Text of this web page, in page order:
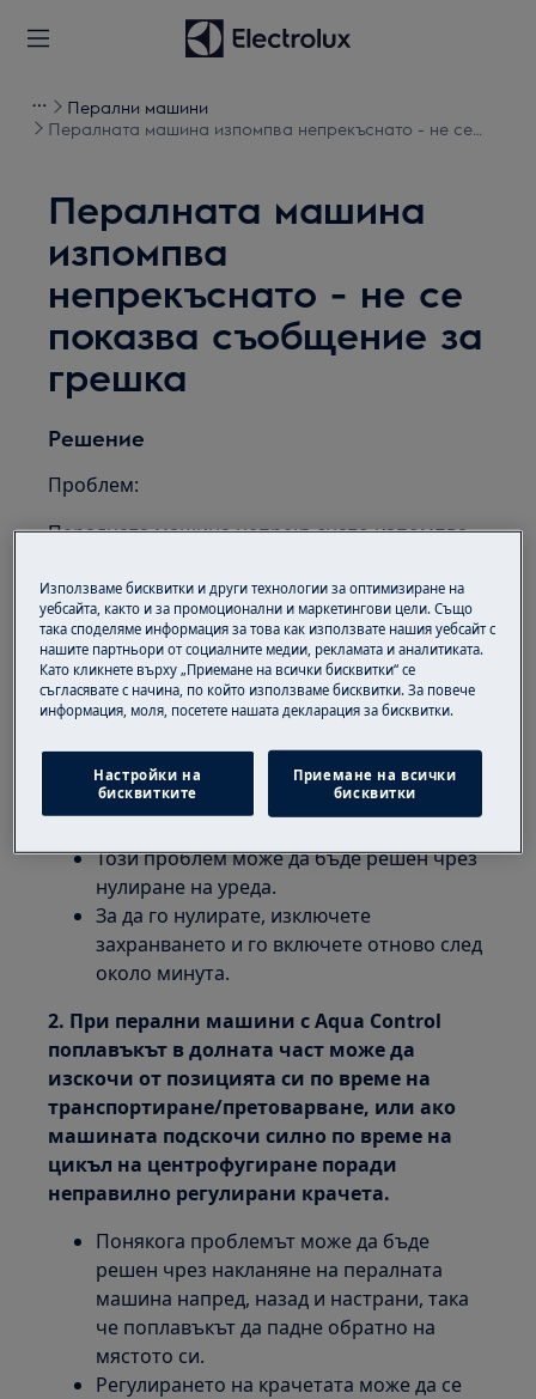
Перални машини
Пералната машина изпомпва непрекъснато - не се
Пералната машина
изпомпва
непрекъснато - не се
показва съобщение за
грешка
Решение
Проблем:
Пералната машина непрекъснато изпомпва -
Отнася се за:
Перална машина
Разрешение:
1.Когато използвате новоинсталирана
перална машина за първи път, тя може да
започне да изпомпва вода непрекъснато.
Този проблем може да бъде решен чрез
нулиране на уреда.
За да го нулирате, изключете
захранването и го включете отново след
около минута.
2. При перални машини с Aqua Control
поплавъкът в долната част може да
изскочи от позицията си по време на
транспортиране/претоварване, или ако
машината подскочи силно по време на
цикъл на центрофугиране поради
неправилно регулирани крачета.
Понякога проблемът може да бъде
решен чрез накланяне на пералната
машина напред, назад и настрани, така
че поплавъкът да падне обратно на
мястото си.
Регулирането на крачетата може да се
Използваме бисквитки и други технологии за оптимизиране на
уебсайта, както и за промоционални и маркетингови цели. Също
така споделяме информация за това как използвате нашия уебсайт с
нашите партньори от социалните медии, рекламата и аналитиката.
Като кликнете върху „Приемане на всички бисквитки“ се
съгласявате с начина, по който използваме бисквитки. За повече
информация, моля, посетете нашата декларация за бисквитки.
Настройки на
бисквитките
Приемане на всички
бисквитки